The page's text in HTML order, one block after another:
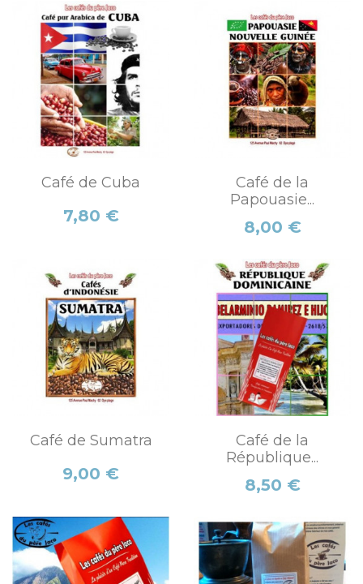
Café de Cuba
Prix
7,80 €
Café de la
Papouasie...
Prix
8,00 €
Café de Sumatra
Prix
9,00 €
Café de la
République...
Prix
8,50 €